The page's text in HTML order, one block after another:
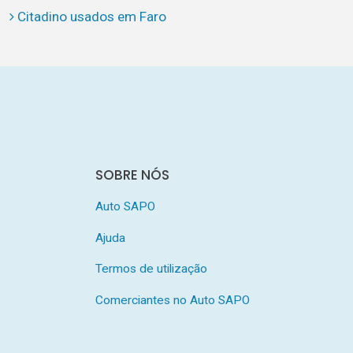
Citadino usados em Faro
SOBRE NÓS
Auto SAPO
Ajuda
Termos de utilização
Comerciantes no Auto SAPO